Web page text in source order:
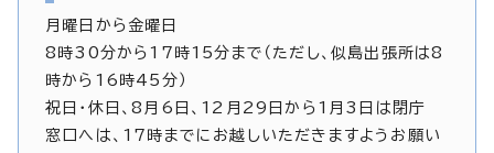
月曜日から金曜日
8時30分から17時15分まで（ただし、似島出張所は8
時から16時45分）
祝日・休日、8月6日、12月29日から1月3日は閉庁
窓口へは、17時までにお越しいただきますようお願い